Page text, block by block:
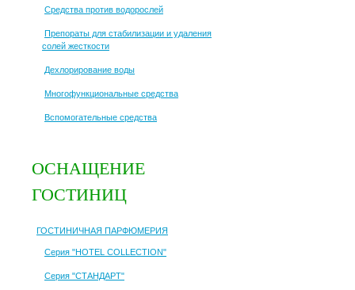
Средства против водорослей
Препораты для стабилизации и удаления
солей жесткости
Дехлорирование воды
Многофункциональные средства
Вспомогательные средства
ОСНАЩЕНИЕ
ГОСТИНИЦ
ГОСТИНИЧНАЯ ПАРФЮМЕРИЯ
Серия "HOTEL COLLECTION"
Серия "СТАНДАРТ"